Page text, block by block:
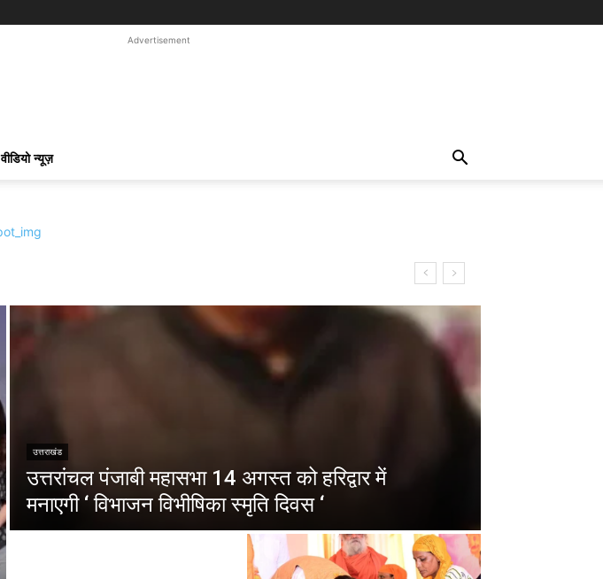
Advertisement
वीडियो न्यूज़
उत्तराखंड
उत्तरांचल पंजाबी महासभा 14 अगस्त को हरिद्वार में
मनाएगी ‘ विभाजन विभीषिका स्मृति दिवस ‘